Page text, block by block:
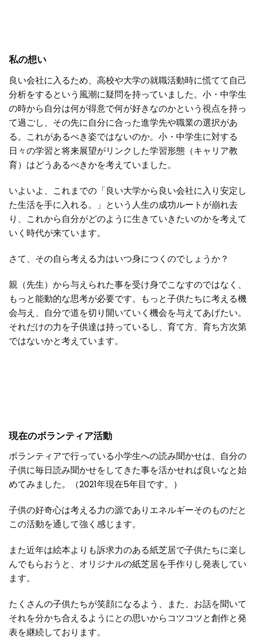
私の想い
良い会社に入るため、高校や大学の就職活動時に慌てて自己
分析をするという風潮に疑問を持っていました。小・中学生
の時から自分は何が得意で何が好きなのかという視点を持っ
て過ごし、その先に自分に合った進学先や職業の選択があ
る。これがあるべき姿ではないのか。小・中学生に対する
日々の学習と将来展望がリンクした学習形態（キャリア教
育）はどうあるべきかを考えていました。
いよいよ、これまでの「良い大学から良い会社に入り安定し
た生活を手に入れる。」という人生の成功ルートが崩れ去
り、これから自分がどのように生きていきたいのかを考えて
いく時代が来ています。
さて、その自ら考える力はいつ身につくのでしょうか？
親（先生）から与えられた事を受け身でこなすのではなく、
もっと能動的な思考が必要です。もっと子供たちに考える機
会与え、自分で道を切り開いていく機会を与えてあげたい。
それだけの力を子供達は持っているし、育て方、育ち方次第
ではないかと考えています。
現在のボランティア活動
ボランティアで行っている小学生への読み聞かせは、自分の
子供に毎日読み聞かせをしてきた事を活かせれば良いなと始
めてみました。（2021年現在5年目です。）
子供の好奇心は考える力の源でありエネルギーそのものだと
この活動を通して強く感じます。
また近年は絵本よりも訴求力のある紙芝居で子供たちに楽し
んでもらおうと、オリジナルの紙芝居を手作りし発表してい
ます。
たくさんの子供たちが笑顔になるよう、また、お話を聞いて
それを分かち合えるようにとの思いからコツコツと創作と発
表を継続しております。